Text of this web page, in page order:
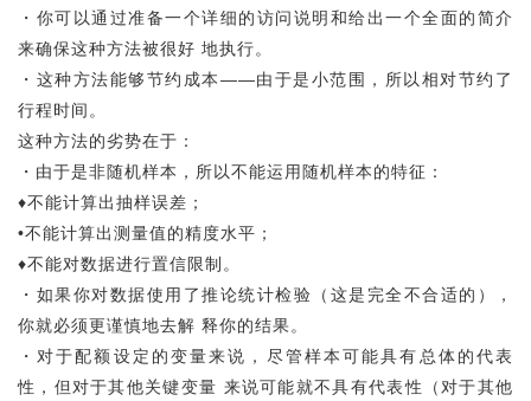
・你可以通过准备一个详细的访问说明和给出一个全面的简介
来确保这种方法被很好 地执行。
・这种方法能够节约成本——由于是小范围，所以相对节约了
行程时间。
这种方法的劣势在于：
・由于是非随机样本，所以不能运用随机样本的特征：
♦不能计算出抽样误差；
•不能计算出测量值的精度水平；
♦不能对数据进行置信限制。
・如果你对数据使用了推论统计检验（这是完全不合适的），
你就必须更谨慎地去解 释你的结果。
・对于配额设定的变量来说，尽管样本可能具有总体的代表
性，但对于其他关键变量 来说可能就不具有代表性（对于其他